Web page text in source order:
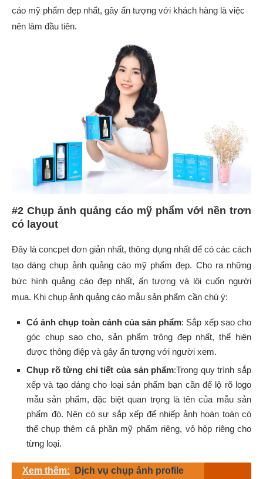
cáo mỹ phẩm đẹp nhất, gây ấn tượng với khách hàng là việc
nên làm đầu tiên.
#2 Chụp ảnh quảng cáo mỹ phẩm với nền trơn
có layout
Đây là concpet đơn giản nhất, thông dụng nhất để có các cách
tạo dáng chụp ảnh quảng cáo mỹ phẩm đẹp. Cho ra những
bức hình quảng cáo đẹp nhất, ấn tượng và lôi cuốn người
mua. Khi chụp ảnh quảng cáo mẫu sản phẩm cần chú ý:
Có ảnh chụp toàn cảnh của sản phẩm: Sắp xếp sao cho
góc chụp sao cho, sản phẩm trông đẹp nhất, thể hiện
được thông điệp và gây ấn tượng với người xem.
Chụp rõ từng chi tiết của sản phẩm:Trong quy trình sắp
xếp và tạo dáng cho loại sản phẩm bạn cần để lộ rõ logo
mẫu sản phẩm, đặc biệt quan trọng là tên của mẫu sản
phẩm đó. Nên có sự sắp xếp để nhiếp ảnh hoàn toàn có
thể chụp thêm cả phần mỹ phẩm riêng, vỏ hộp riêng cho
từng loại.
Xem thêm:
Dịch vụ chụp ảnh profile